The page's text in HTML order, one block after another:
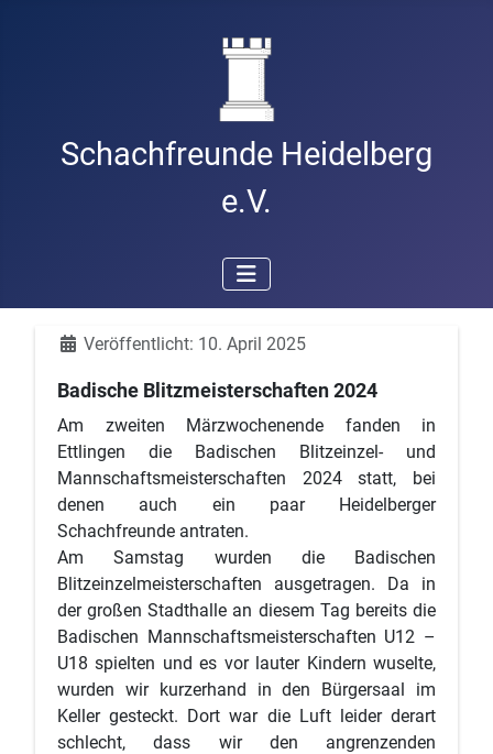
Schachfreunde Heidelberg
e.V.
DetailsVeröffentlicht: 10. April 2025
Badische Blitzmeisterschaften 2024
Am zweiten Märzwochenende fanden in
Ettlingen die Badischen Blitzeinzel- und
Mannschaftsmeisterschaften 2024 statt, bei
denen auch ein paar Heidelberger
Schachfreunde antraten.
Am Samstag wurden die Badischen
Blitzeinzelmeisterschaften ausgetragen. Da in
der großen Stadthalle an diesem Tag bereits die
Badischen Mannschaftsmeisterschaften U12 –
U18 spielten und es vor lauter Kindern wuselte,
wurden wir kurzerhand in den Bürgersaal im
Keller gesteckt. Dort war die Luft leider derart
schlecht, dass wir den angrenzenden